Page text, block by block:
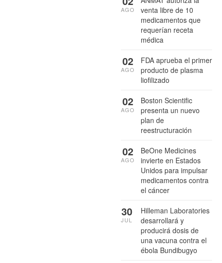
venta libre de 10
medicamentos que
requerían receta
médica
AGO
FDA aprueba el primer
producto de plasma
liofilizado
02
AGO
Boston Scientific
presenta un nuevo
plan de
reestructuración
02
AGO
BeOne Medicines
invierte en Estados
Unidos para impulsar
medicamentos contra
el cáncer
02
AGO
Hilleman Laboratories
desarrollará y
producirá dosis de
una vacuna contra el
ébola Bundibugyo
30
JUL